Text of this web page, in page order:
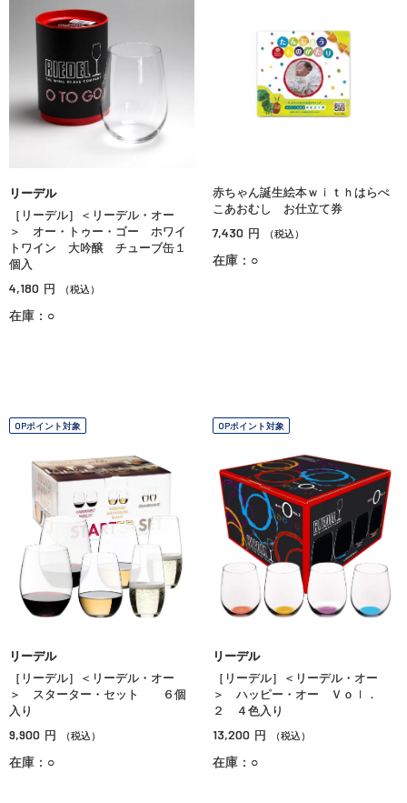
リーデル
［リーデル］＜リーデル・オー
＞ オー・トゥー・ゴー ホワイ
トワイン 大吟醸 チューブ缶１
個入
4,180 円 （税込）
在庫：○
赤ちゃん誕生絵本ｗｉｔｈはらぺ
こあおむし お仕立て券
7,430 円 （税込）
在庫：○
OPポイント対象
リーデル
［リーデル］＜リーデル・オー
＞ スターター・セット ６個
入り
9,900 円 （税込）
在庫：○
OPポイント対象
リーデル
［リーデル］＜リーデル・オー
＞ ハッピー・オー Ｖｏｌ．
２ ４色入り
13,200 円 （税込）
在庫：○